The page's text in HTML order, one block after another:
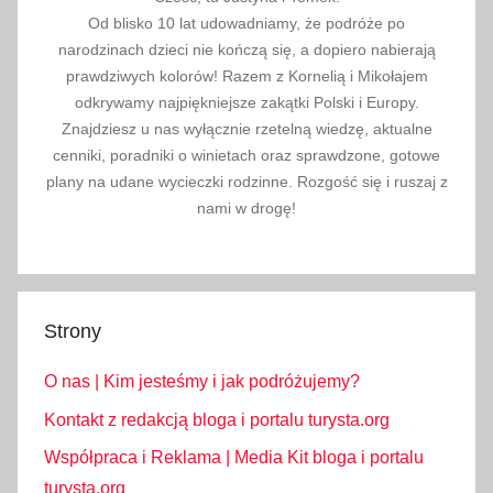
Od blisko 10 lat udowadniamy, że podróże po
narodzinach dzieci nie kończą się, a dopiero nabierają
prawdziwych kolorów! Razem z Kornelią i Mikołajem
odkrywamy najpiękniejsze zakątki Polski i Europy.
Znajdziesz u nas wyłącznie rzetelną wiedzę, aktualne
cenniki, poradniki o winietach oraz sprawdzone, gotowe
plany na udane wycieczki rodzinne. Rozgość się i ruszaj z
nami w drogę!
Strony
O nas | Kim jesteśmy i jak podróżujemy?
Kontakt z redakcją bloga i portalu turysta.org
Współpraca i Reklama | Media Kit bloga i portalu
turysta.org